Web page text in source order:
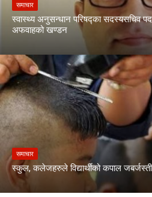
समाचार
स्वास्थ्य अनुसन्धान परिषद्का सदस्यसचिव
अफवाहको खण्डन
समाचार
स्कुल, कलेजहरुले विद्यार्थीको कपाल